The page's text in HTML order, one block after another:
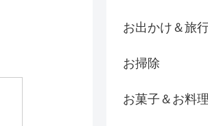
お出かけ＆旅
お掃除
お菓子＆お料理